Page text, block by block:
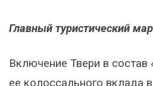
Главный туристический
Включение Твери в состав
ее колоссального вклада